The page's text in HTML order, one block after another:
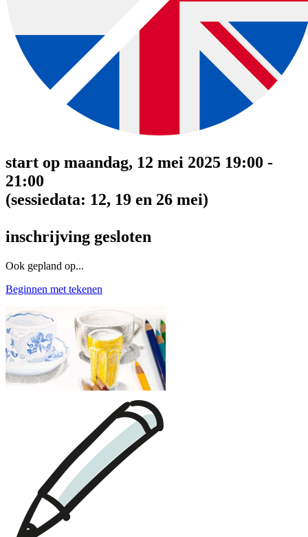
start op maandag, 12 mei 2025 19:00 -
21:00
(sessiedata: 12, 19 en 26 mei)
inschrijving gesloten
Ook gepland op...
Beginnen met tekenen